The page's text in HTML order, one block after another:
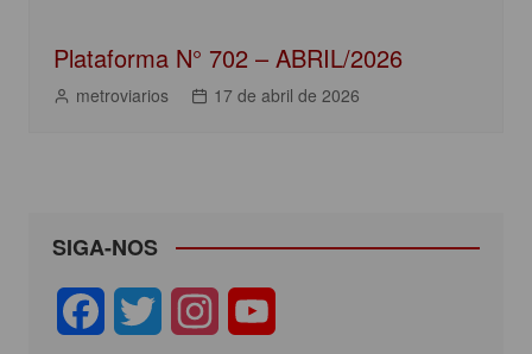
Plataforma N° 702 – ABRIL/2026
metroviarios 17 de abril de 2026
SIGA-NOS